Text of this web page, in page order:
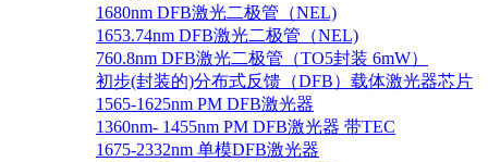
1680nm DFB激光二极管（NEL)
1653.74nm DFB激光二极管（NEL)
760.8nm DFB激光二极管（TO5封装 6mW）
初步(封装的)分布式反馈（DFB）载体激光器芯片
1565-1625nm PM DFB激光器
1360nm- 1455nm PM DFB激光器 带TEC
1675-2332nm 单模DFB激光器